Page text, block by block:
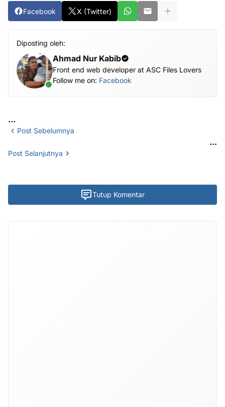
Facebook X (Twitter)
Diposting oleh:
Ahmad Nur Kabib
Front end web developer at ASC Files Lovers
Follow me on: Facebook
...
Post Sebelumnya
...
Post Selanjutnya
Tutup Komentar